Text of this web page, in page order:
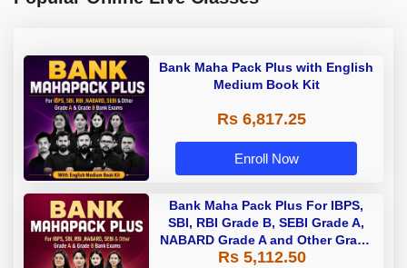
Bank Maha Pack Plus with English
Medium Book Kit
Rs 6,817.25
Enroll Now
Bank Maha Pack Plus For IBPS,
SBI, RBI Grade B, SEBI Grade A,
NABARD Grade A and Other Grade
A & Grade B Bank Exams
Rs 5,112.50